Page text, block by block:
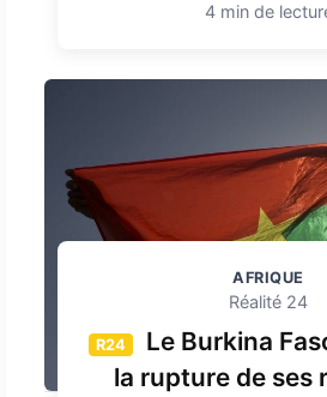
4 min de
AFRIQUE
Réalité 24
R24
Le Burkina
la rupture de ses